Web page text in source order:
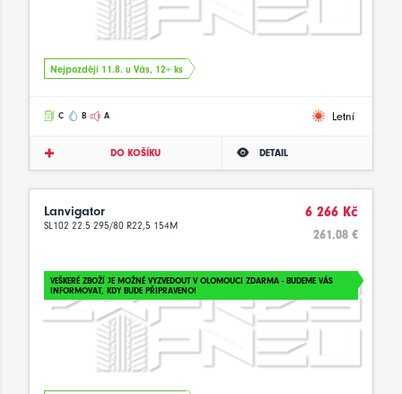
Nejpozději 11.8. u Vás, 12+ ks
C B A Letní
DO KOŠÍKU DETAIL
Lanvigator
SL102 22.5 295/80 R22,5 154M
6 266 Kč
261.08 €
VEŠKERÉ ZBOŽÍ JE MOŽNÉ VYZVEDOUT V OLOMOUCI ZDARMA - BUDEME VÁS
INFORMOVAT, KDY BUDE PŘIPRAVENO!